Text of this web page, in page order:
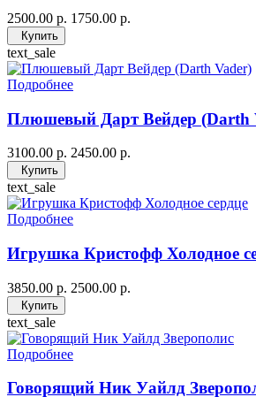
2500.00 р. 1750.00 р.
Купить
text_sale
Подробнее
Плюшевый Дарт Вейдер (Darth
3100.00 р. 2450.00 р.
Купить
text_sale
Подробнее
Игрушка Кристофф Холодное
3850.00 р. 2500.00 р.
Купить
text_sale
Подробнее
Говорящий Ник Уайлд